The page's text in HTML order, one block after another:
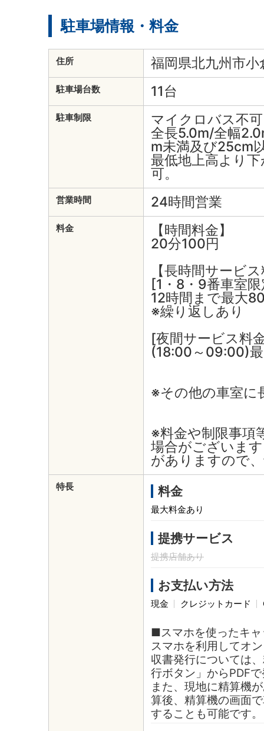
駐車場情報・料金
住所 福岡県北九州市
駐車場台数 11台
駐車制限
マイクロバス不
全長5.0m/全幅
m未満及び25cm
最低地上高より
可。
営業時間 24時間営業
料金
【時間料金】
20分100円
【長時間サービ
[1・8・9番車室
12時間まで最大
※繰り返しあり
[夜間サービス料
(18:00～09:00)
※その他の車室に
※料金や制限事項
場合がございま
がありますので
特長 料金
最大料金あり
提携サービス
提携店舗あり
お支払い方法
現金 クレジットカード
■スマホを使ったキ
スマホを利用してオ
収書発行については
行ボタン」からPDF
また、現地に精算機
算後、精算機の画面
することも可能です。